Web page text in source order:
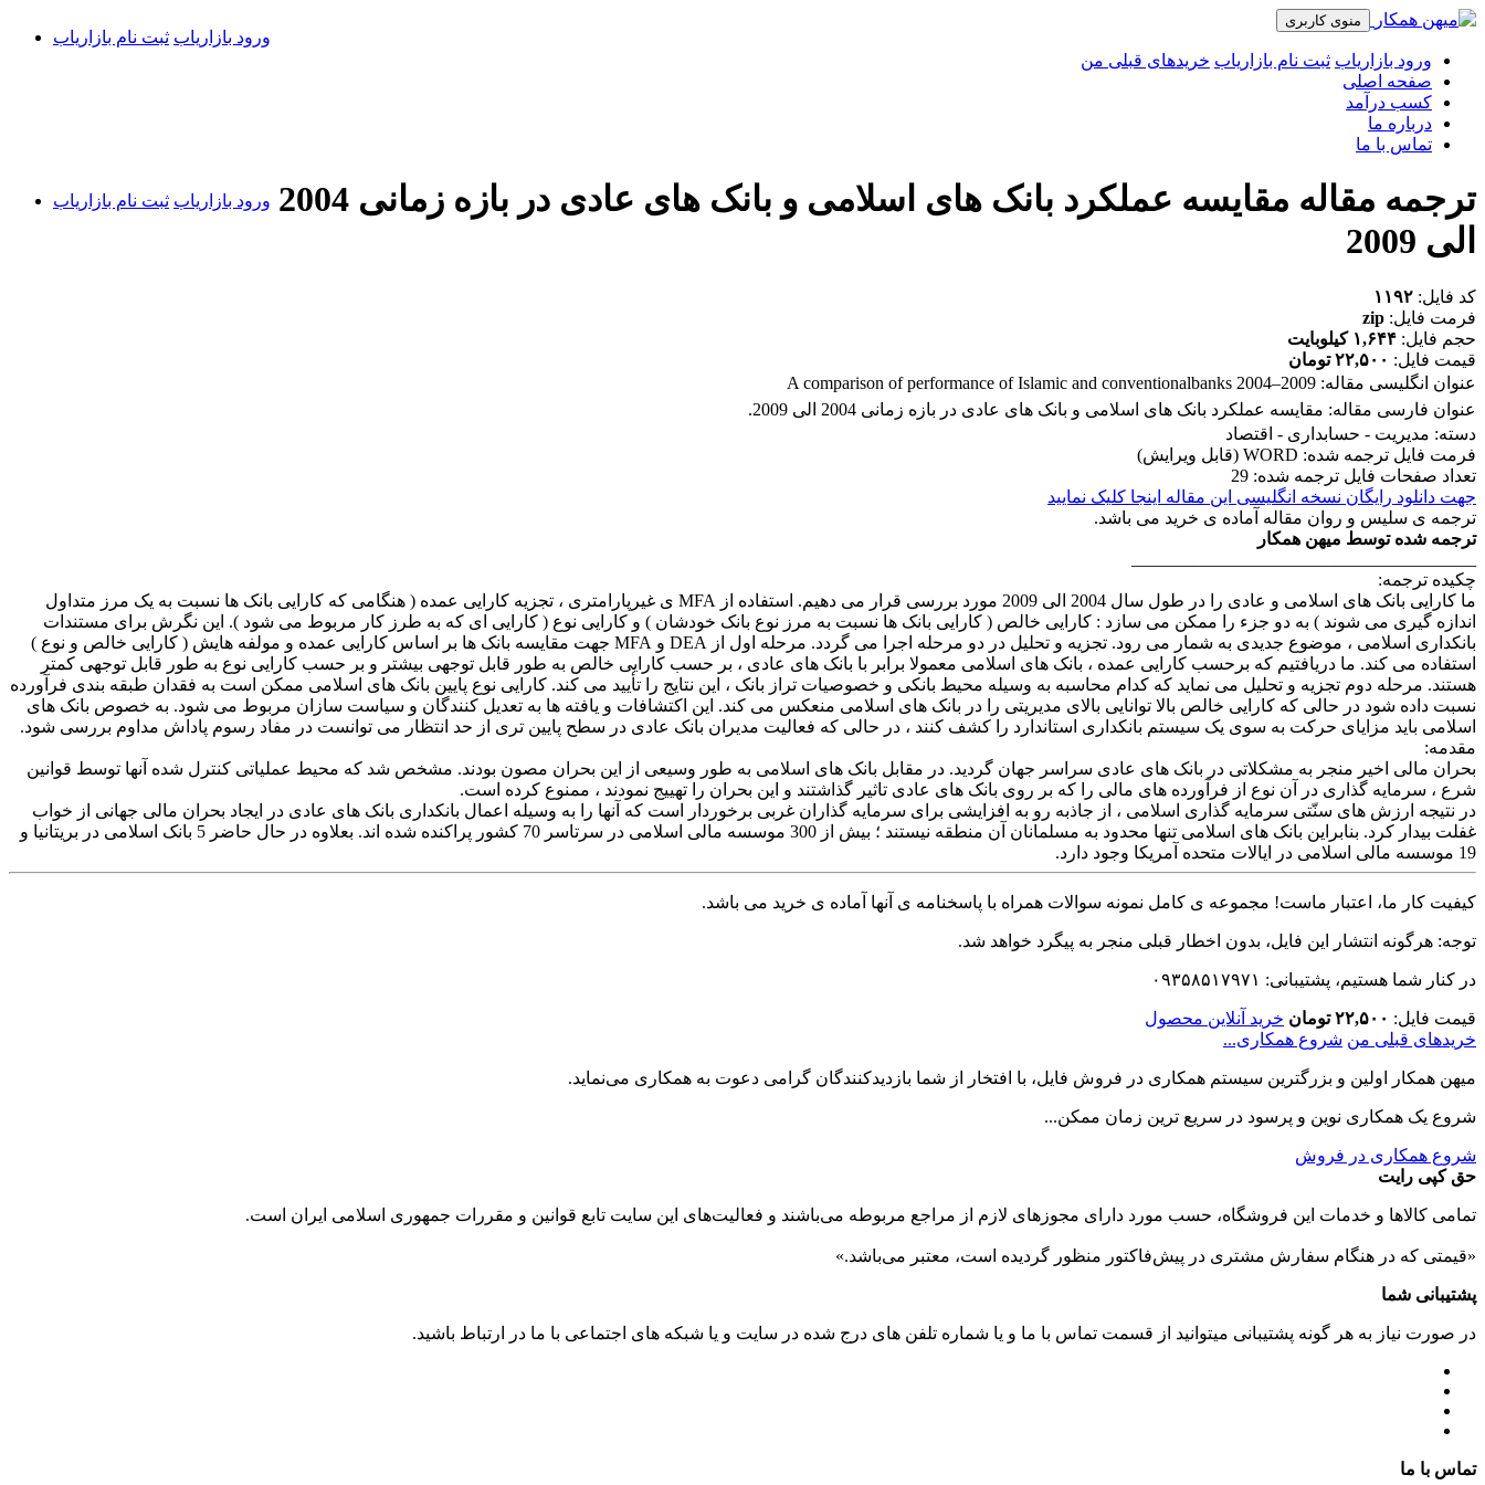
منوی کاربری
ورود بازاریاب ثبت نام بازاریاب
ورود بازاریاب ثبت نام بازاریاب خریدهای قبلی من
صفحه اصلی
کسب درآمد
درباره ما
تماس با ما
ورود بازاریاب ثبت نام بازاریاب
ترجمه مقاله مقایسه عملکرد بانک های اسلامی و بانک های عادی در بازه زمانی 2004
الی 2009
کد فایل: ۱۱۹۲
فرمت فایل: zip
حجم فایل: ۱,۶۴۴ کیلوبایت
قیمت فایل: ۲۲,۵۰۰ تومان
عنوان انگلیسی مقاله: A comparison of performance of Islamic and conventionalbanks 2004–2009
عنوان فارسی مقاله: مقایسه عملکرد بانک های اسلامی و بانک های عادی در بازه زمانی 2004 الی 2009.
دسته: مدیریت - حسابداری - اقتصاد
فرمت فایل ترجمه شده: WORD (قابل ویرایش)
تعداد صفحات فایل ترجمه شده: 29
جهت دانلود رایگان نسخه انگلیسی این مقاله اینجا کلیک نمایید
ترجمه ی سلیس و روان مقاله آماده ی خرید می باشد.
ترجمه شده توسط میهن همکار
چکیده ترجمه:
ما کارایی بانک های اسلامی و عادی را در طول سال 2004 الی 2009 مورد بررسی قرار می دهیم. استفاده از MFA ی غیرپارامتری ، تجزیه کارایی عمده ( هنگامی که کارایی بانک ها نسبت به یک مرز متداول
اندازه گیری می شوند ) به دو جزء را ممکن می سازد : کارایی خالص ( کارایی بانک ها نسبت به مرز نوع بانک خودشان ) و کارایی نوع ( کارایی ای که به طرز کار مربوط می شود ). این نگرش برای مستندات
بانکداری اسلامی ، موضوع جدیدی به شمار می رود. تجزیه و تحلیل در دو مرحله اجرا می گردد. مرحله اول از DEA و MFA جهت مقایسه بانک ها بر اساس کارایی عمده و مولفه هایش ( کارایی خالص و نوع )
استفاده می کند. ما دریافتیم که برحسب کارایی عمده ، بانک های اسلامی معمولا برابر با بانک های عادی ، بر حسب کارایی خالص به طور قابل توجهی بیشتر و بر حسب کارایی نوع به طور قابل توجهی کمتر
هستند. مرحله دوم تجزیه و تحلیل می نماید که کدام محاسبه به وسیله محیط بانکی و خصوصیات تراز بانک ، این نتایج را تأیید می کند. کارایی نوع پایین بانک های اسلامی ممکن است به فقدان طبقه بندی فرآورده
نسبت داده شود در حالی که کارایی خالص بالا توانایی بالای مدیریتی را در بانک های اسلامی منعکس می کند. این اکتشافات و یافته ها به تعدیل کنندگان و سیاست سازان مربوط می شود. به خصوص بانک های
اسلامی باید مزایای حرکت به سوی یک سیستم بانکداری استاندارد را کشف کنند ، در حالی که فعالیت مدیران بانک عادی در سطح پایین تری از حد انتظار می توانست در مفاد رسوم پاداش مداوم بررسی شود.
مقدمه:
بحران مالی اخیر منجر به مشکلاتی در بانک های عادی سراسر جهان گردید. در مقابل بانک های اسلامی به طور وسیعی از این بحران مصون بودند. مشخص شد که محیط عملیاتی کنترل شده آنها توسط قوانین
شرع ، سرمایه گذاری در آن نوع از فرآورده های مالی را که بر روی بانک های عادی تاثیر گذاشتند و این بحران را تهییج نمودند ، ممنوع کرده است.
در نتیجه ارزش های سنّتی سرمایه گذاری اسلامی ، از جاذبه رو به افزایشی برای سرمایه گذاران غربی برخوردار است که آنها را به وسیله اعمال بانکداری بانک های عادی در ایجاد بحران مالی جهانی از خواب
غفلت بیدار کرد. بنابراین بانک های اسلامی تنها محدود به مسلمانان آن منطقه نیستند ؛ بیش از 300 موسسه مالی اسلامی در سرتاسر 70 کشور پراکنده شده اند. بعلاوه در حال حاضر 5 بانک اسلامی در بریتانیا و
19 موسسه مالی اسلامی در ایالات متحده آمریکا وجود دارد.
کیفیت کار ما، اعتبار ماست! مجموعه ی کامل نمونه سوالات همراه با پاسخنامه ی آنها آماده ی خرید می باشد.
توجه: هرگونه انتشار این فایل، بدون اخطار قبلی منجر به پیگرد خواهد شد.
در کنار شما هستیم، پشتیبانی: ۰۹۳۵۸۵۱۷۹۷۱
قیمت فایل: ۲۲,۵۰۰ تومان
خرید آنلاین محصول
خریدهای قبلی من شروع همکاری...
میهن همکار اولین و بزرگترین سیستم همکاری در فروش فایل، با افتخار از شما بازدیدکنندگان گرامی دعوت به همکاری می‌نماید.
شروع یک همکاری نوین و پرسود در سریع ترین زمان ممکن...
شروع همکاری در فروش
حق کپی رایت
تمامی كالاها و خدمات اين فروشگاه، حسب مورد دارای مجوزهای لازم از مراجع مربوطه می‌باشند و فعاليت‌های اين سايت تابع قوانين و مقررات جمهوری اسلامی ايران است.
«قیمتی که در هنگام سفارش مشتری در پیش‌­فاکتور منظور گرديده است، معتبر می‌باشد.»
پشتیبانی شما
در صورت نیاز به هر گونه پشتیبانی میتوانید از قسمت تماس با ما و یا شماره تلفن های درج شده در سایت و یا شبکه های اجتماعی با ما در ارتباط باشید.
تماس با ما